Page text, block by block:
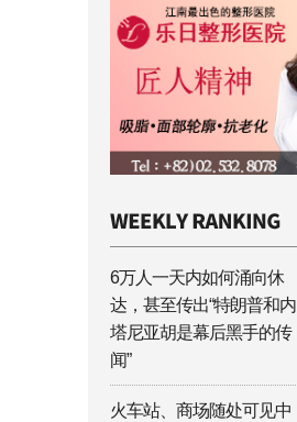
6万人一天内如何涌向休
达，甚至传出“特朗普和内
塔尼亚胡是幕后黑手的传
闻”
火车站、商场随处可见中